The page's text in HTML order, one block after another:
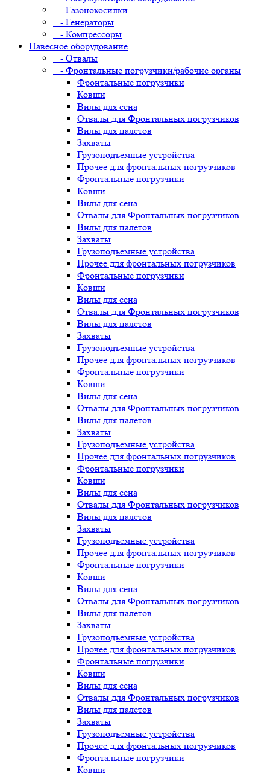
- Газонокосилки
- Генераторы
- Компрессоры
Навесное оборудование
- Отвалы
- Фронтальные погрузчики/рабочие органы
Фронтальные погрузчики
Ковши
Вилы для сена
Отвалы для Фронтальных погрузчиков
Вилы для палетов
Захваты
Грузоподъемные устройства
Прочее для фронтальных погрузчиков
Фронтальные погрузчики
Ковши
Вилы для сена
Отвалы для Фронтальных погрузчиков
Вилы для палетов
Захваты
Грузоподъемные устройства
Прочее для фронтальных погрузчиков
Фронтальные погрузчики
Ковши
Вилы для сена
Отвалы для Фронтальных погрузчиков
Вилы для палетов
Захваты
Грузоподъемные устройства
Прочее для фронтальных погрузчиков
Фронтальные погрузчики
Ковши
Вилы для сена
Отвалы для Фронтальных погрузчиков
Вилы для палетов
Захваты
Грузоподъемные устройства
Прочее для фронтальных погрузчиков
Фронтальные погрузчики
Ковши
Вилы для сена
Отвалы для Фронтальных погрузчиков
Вилы для палетов
Захваты
Грузоподъемные устройства
Прочее для фронтальных погрузчиков
Фронтальные погрузчики
Ковши
Вилы для сена
Отвалы для Фронтальных погрузчиков
Вилы для палетов
Захваты
Грузоподъемные устройства
Прочее для фронтальных погрузчиков
Фронтальные погрузчики
Ковши
Вилы для сена
Отвалы для Фронтальных погрузчиков
Вилы для палетов
Захваты
Грузоподъемные устройства
Прочее для фронтальных погрузчиков
Фронтальные погрузчики
Ковши